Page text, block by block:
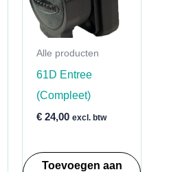
Alle producten
61D Entree
(Compleet)
€24,00 excl. btw
Toevoegen aan